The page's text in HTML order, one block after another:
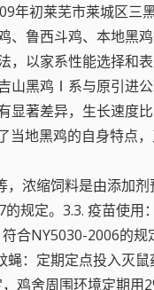
初莱芜市莱城区三
、鲁西斗鸡、本地黑
以家系性能选择和
山黑鸡Ⅰ系与原引进
著差异，生长速度
地黑鸡的自身特点，
浓缩饲料是由添加
规定。3.3. 疫苗使用
合NY5030-2006的规
：定期定点投入灭
鸡舍周围环境定期用